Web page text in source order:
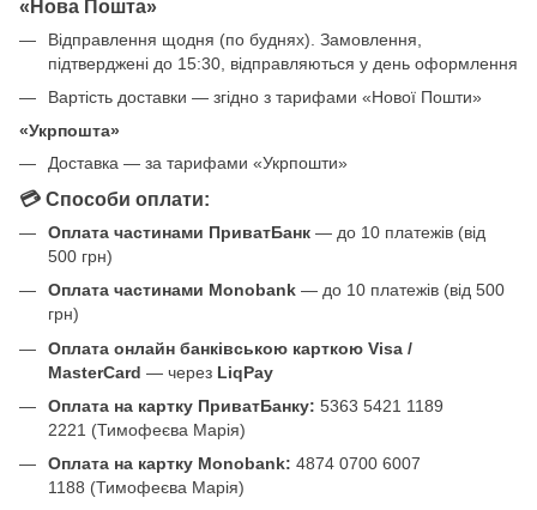
«Нова Пошта»
Відправлення щодня (по буднях). Замовлення,
підтверджені до 15:30, відправляються у день оформлення
Вартість доставки — згідно з тарифами «Нової Пошти»
«Укрпошта»
Доставка — за тарифами «Укрпошти»
💳 Способи оплати:
Оплата частинами ПриватБанк — до 10 платежів (від
500 грн)
Оплата частинами Monobank — до 10 платежів (від 500
грн)
Оплата онлайн банківською карткою Visa /
MasterCard — через LiqPay
Оплата на картку ПриватБанку: 5363 5421 1189
2221 (Тимофеєва Марія)
Оплата на картку Monobank: 4874 0700 6007
1188 (Тимофеєва Марія)